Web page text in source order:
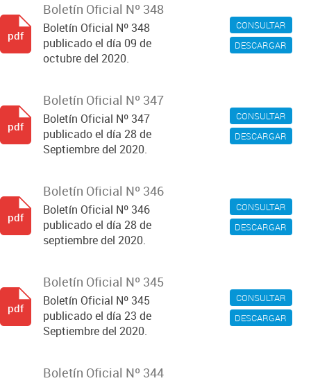
CONSULTAR
DESCARGAR
Boletín Oficial Nº 348
Boletín Oficial Nº 348
publicado el día 09 de
octubre del 2020.
pdf
CONSULTAR
DESCARGAR
Boletín Oficial Nº 347
Boletín Oficial Nº 347
publicado el día 28 de
Septiembre del 2020.
pdf
CONSULTAR
DESCARGAR
Boletín Oficial Nº 346
Boletín Oficial Nº 346
publicado el día 28 de
septiembre del 2020.
pdf
CONSULTAR
DESCARGAR
Boletín Oficial Nº 345
Boletín Oficial Nº 345
publicado el día 23 de
Septiembre del 2020.
pdf
Boletín Oficial Nº 344